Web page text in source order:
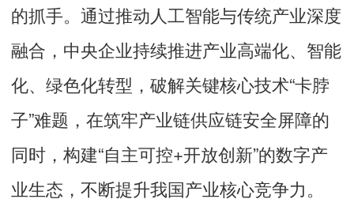
的抓手。通过推动人工智能与传统产业深度
融合，中央企业持续推进产业高端化、智能
化、绿色化转型，破解关键核心技术“卡脖
子”难题，在筑牢产业链供应链安全屏障的
同时，构建“自主可控+开放创新”的数字产
业生态，不断提升我国产业核心竞争力。